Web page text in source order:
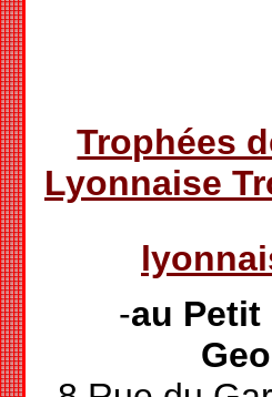
Trophées
Lyonnaise
-au